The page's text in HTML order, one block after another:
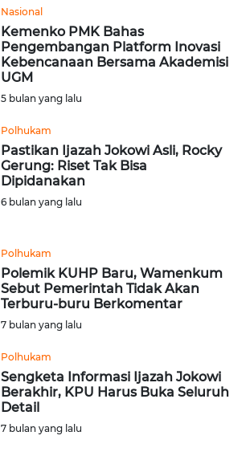
Nasional
Kemenko PMK Bahas
Pengembangan Platform Inovasi
Kebencanaan Bersama Akademisi
UGM
5 bulan yang lalu
Polhukam
Pastikan Ijazah Jokowi Asli, Rocky
Gerung: Riset Tak Bisa
Dipidanakan
6 bulan yang lalu
Polhukam
Polemik KUHP Baru, Wamenkum
Sebut Pemerintah Tidak Akan
Terburu-buru Berkomentar
7 bulan yang lalu
Polhukam
Sengketa Informasi Ijazah Jokowi
Berakhir, KPU Harus Buka Seluruh
Detail
7 bulan yang lalu